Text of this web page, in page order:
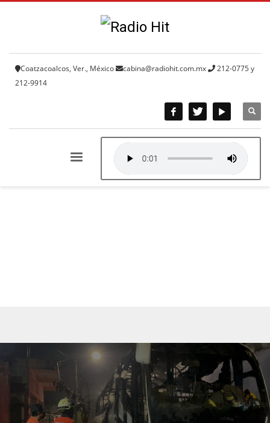
Coatzacoalcos, Ver., México cabina@radiohit.com.mx
212-0775 y
212-9914